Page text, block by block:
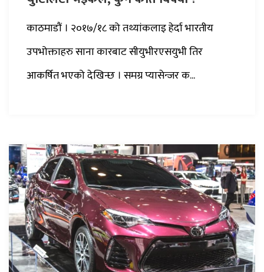
काठमाडौं । २०१७/१८ को तथ्यांकलाइ हेर्दा भारतीय
उपभोक्ताहरु साना कारबाट सीयुभीरएसयुभी तिर
आकर्षित भएको देखिन्छ । समग्र प्यासेन्जर क...